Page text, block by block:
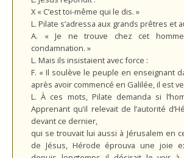
X « C’est toi-même qui le dis. »
L. Pilate s’adressa aux grands prêtres et
A. « Je ne trouve chez cet
condamnation. »
L. Mais ils insistaient avec force :
F. « Il soulève le peuple en enseignant
après avoir commencé en Galilée, il est
L. À ces mots, Pilate demanda si
Apprenant qu’il relevait de l’autorité
devant ce dernier,
qui se trouvait lui aussi à Jérusalem en
de Jésus, Hérode éprouva une joie